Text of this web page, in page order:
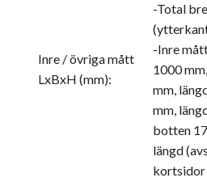
Inre / övriga mått
LxBxH (mm):
-Total
-Inre
1000
mm,
mm,
botten
längd
kortsidor